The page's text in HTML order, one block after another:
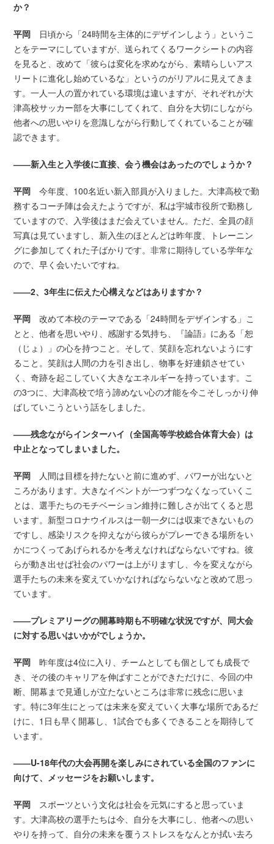
か？
平岡 日頃から「24時間を主体的にデザインしよう」というこ
とをテーマにしていますが、送られてくるワークシートの内容
を見ると、改めて「彼らは変化を求めながら、素晴らしいアス
リートに進化し始めているな」というのがリアルに見えてきま
す。一人一人の置かれている環境は違いますが、それぞれが大
津高校サッカー部を大事にしてくれて、自分を大切にしながら
他者への思いやりを意識しながら行動してくれていることが確
認できます。
――新入生と入学後に直接、会う機会はあったのでしょうか？
平岡 今年度、100名近い新入部員が入りました。大津高校で勤
務するコーチ陣は会えたようですが、私は宇城市役所で勤務し
ていますので、入学後はまだ会えていません。ただ、全員の顔
写真は見ていますし、新入生のほとんどは昨年度、トレーニン
グに参加してくれた子ばかりです。非常に期待している学年な
ので、早く会いたいですね。
――2、3年生に伝えた心構えなどはありますか？
平岡 改めて本校のテーマである「24時間をデザインする」こ
とと、他者を思いやり、感謝する気持ち、『論語』にある「恕
（じょ）」の心を持つこと。そして、笑顔を忘れないようにす
ること。笑顔は人間の力を引き出し、物事を好連鎖させてい
く、奇跡を起こしていく大きなエネルギーを持っています。こ
の3つに、大津高校で培う諦めない心の才能を今こそしっかり伸
ばしていこうという話をしました。
――残念ながらインターハイ（全国高等学校総合体育大会）は
中止となってしまいました。
平岡 人間は目標を持たないと前に進めず、パワーが出ないと
ころがあります。大きなイベントが一つずつなくなっていくこ
とは、選手たちのモチベーション維持に難しさが出てくると思
います。新型コロナウイルスは一朝一夕には収束できないもの
ですし、感染リスクを抑えながら彼らがプレーできる場所をい
かにつくってあげられるかを考えなければならないですね。彼
らが動き出せば社会のパワーは上がりますし、今を変えながら
選手たちの未来を変えていかなければならないなと改めて思っ
ています。
――プレミアリーグの開幕時期も不明確な状況ですが、同大会
に対する思いはいかがでしょうか。
平岡 昨年度は4位に入り、チームとしても個としても成長で
き、その後のキャリアを伸ばすことができただけに、今回の中
断、開幕まで見通しが立たないところは非常に残念に思いま
す。特に3年生にとっては未来を変えていく大事な場所であるだ
けに、1日も早く開幕し、1試合でも多くできることを期待して
います。
――U-18年代の大会再開を楽しみにされている全国のファンに
向けて、メッセージをお願いします。
平岡 スポーツという文化は社会を元気にすると思っていま
す。大津高校の選手たちは今、自分を大事にし、他者への思い
やりを持って、自分の未来を覆うストレスをなんとか拭い去ろ